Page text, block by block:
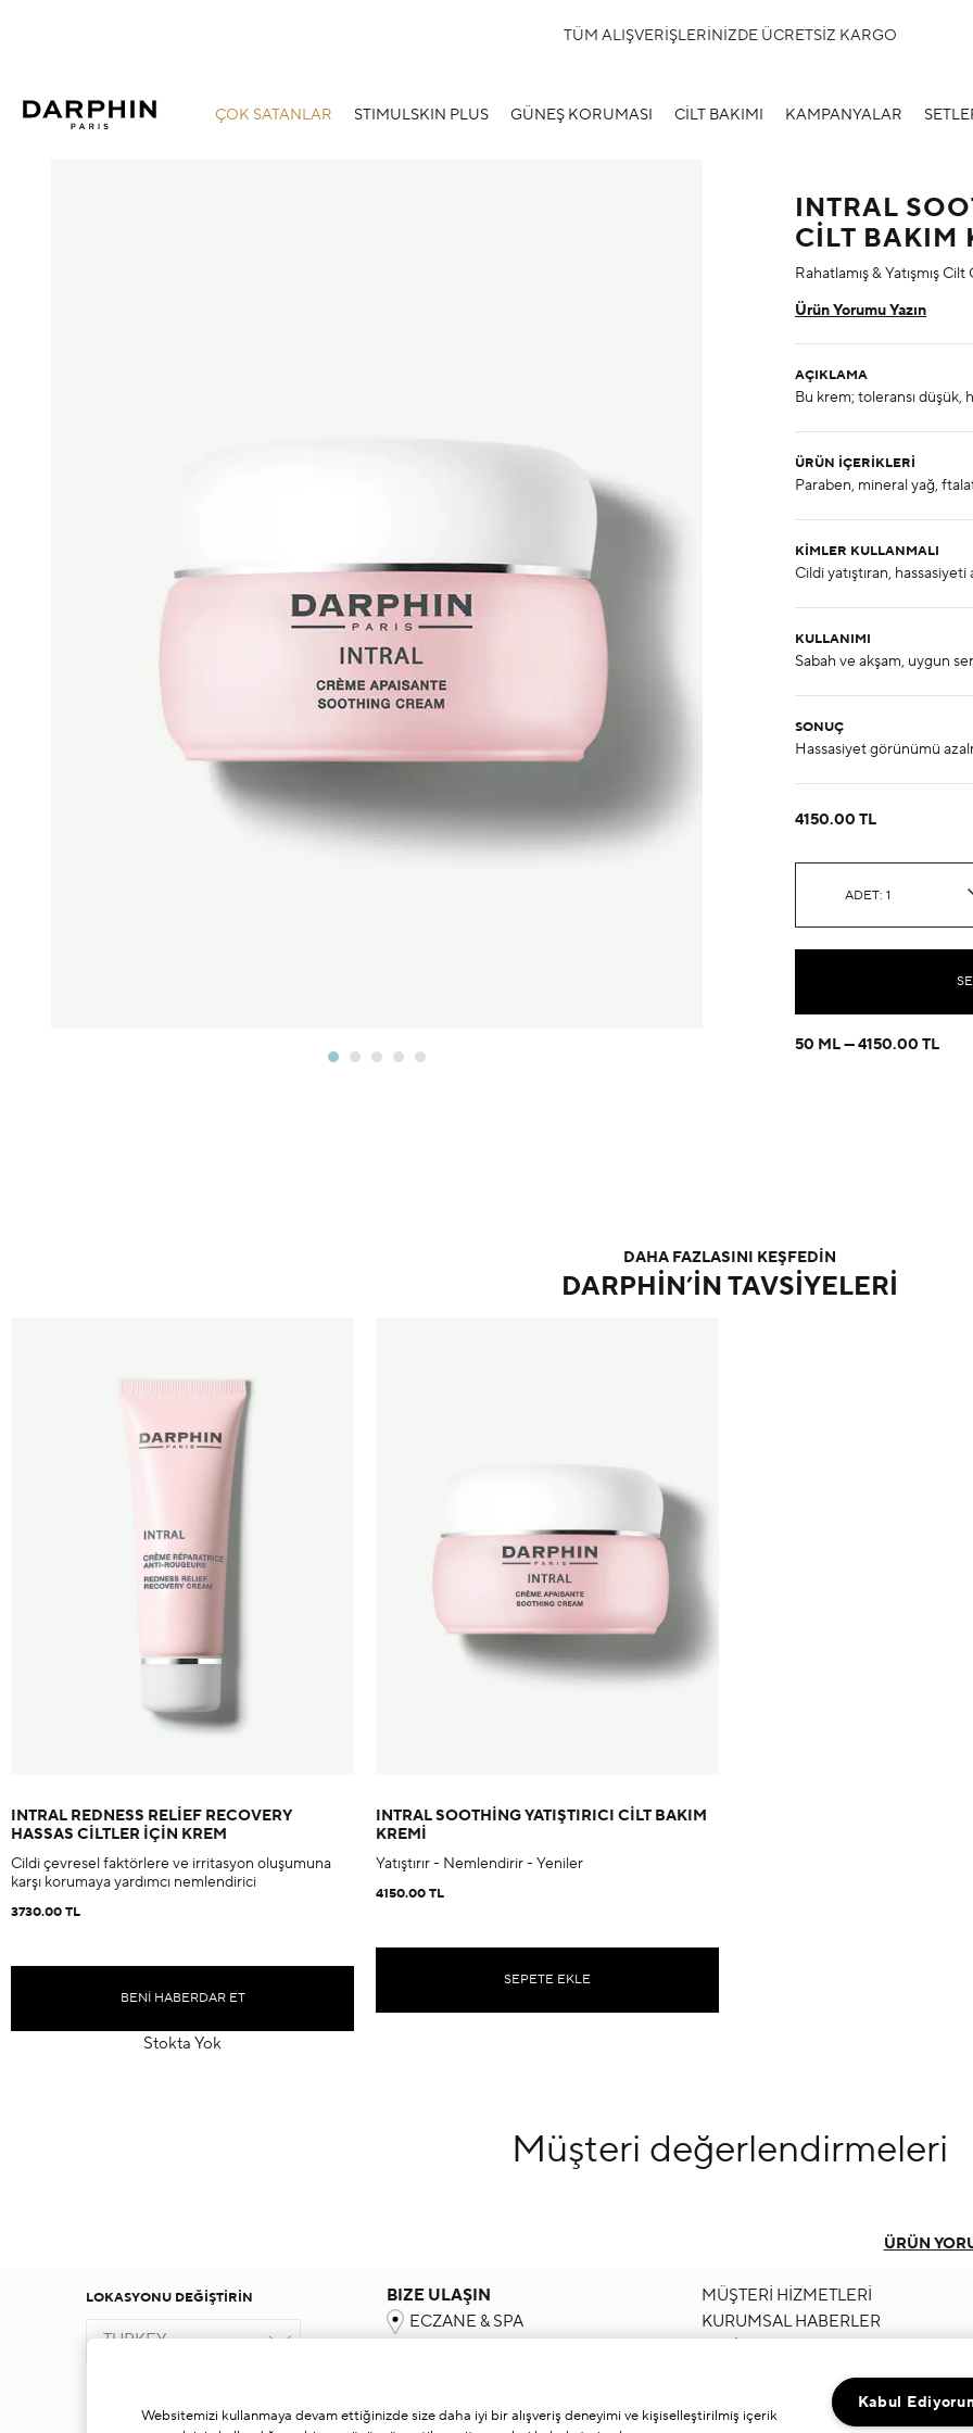
TÜM ALIŞVERİŞLERİNİZDE ÜCRETSİZ KARGO
ÇOK SATANLAR STIMULSKIN PLUS GÜNEŞ KORUMASI CİLT BAKIMI KAMPANYALAR
INTRAL
CILT BAKIM
Rahatlamış & Yatışmış
Ürün Yorumu Yazın
AÇIKLAMA
ÜRÜN İÇERIKLERI
KIMLER KULLANMALI
KULLANIMI
SONUÇ
4150.00 TL
ADET: 1
50 ML 4150.00 TL
DAHA FAZLASINI KEŞFEDİN
DARPHIN’IN TAVSIYELERI
INTRAL REDNESS RELIEF RECOVERY
HASSAS CILTLER IÇIN KREM
Cildi çevresel faktörlere ve irritasyon oluşumuna
karşı korumaya yardımcı nemlendirici
3730.00 TL
BENI HABERDAR ET
Stokta Yok
INTRAL SOOTHING YATIŞTIRICI CILT BAKIM
KREMI
Yatıştırır - Nemlendirir - Yeniler
4150.00 TL
SEPETE EKLE
Müşteri değerlendirmeleri
ÜRÜN
LOKASYONU DEĞIŞTIRIN
TURKEY
BIZE ULAŞIN
ECZANE & SPA
MÜŞTERİ HİZMETLERİ
KURUMSAL HABERLER
Websitemizi kullanmaya devam ettiğinizde size daha iyi bir alışveriş deneyimi ve kişiselleştirilmiş içerik
Kabul